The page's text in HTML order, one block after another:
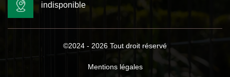
indisponible
©2024 - 2026 Tout droit réservé
Mentions légales